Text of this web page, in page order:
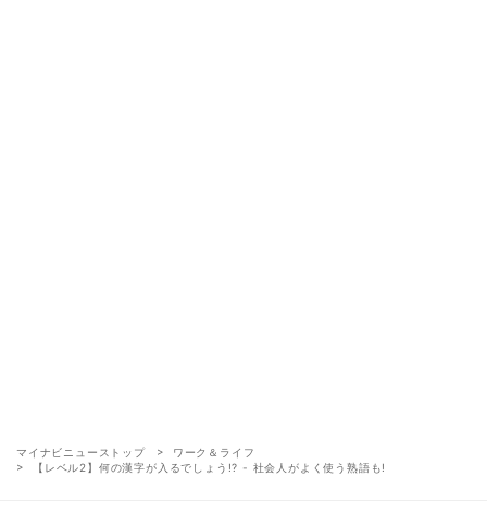
マイナビニューストップ
ワーク＆ライフ
【レベル2】何の漢字が入るでしょう!? - 社会人がよく使う熟語も!